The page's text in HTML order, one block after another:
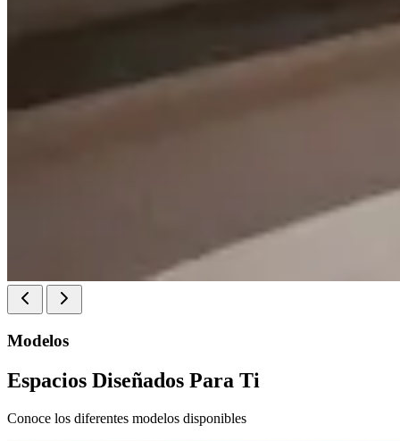
Modelos
Espacios Diseñados Para Ti
Conoce los diferentes modelos disponibles